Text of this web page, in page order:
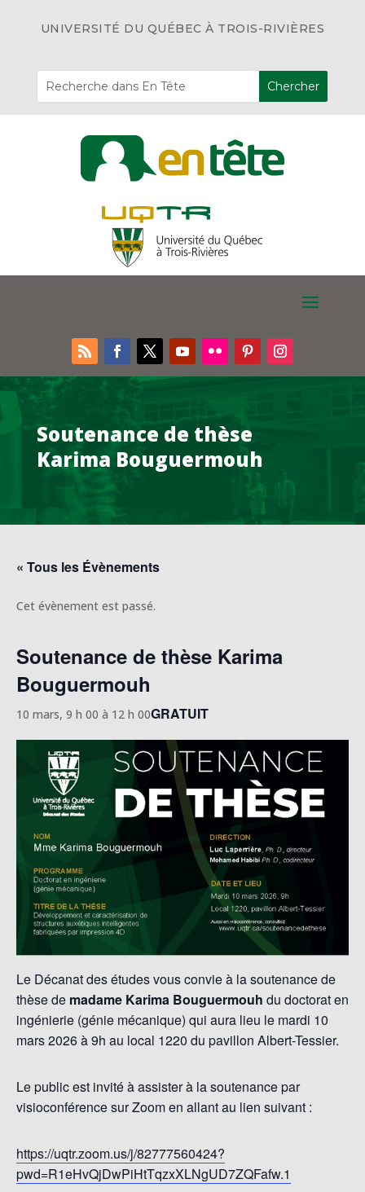
UNIVERSITÉ DU QUÉBEC À TROIS-RIVIÈRES
Soutenance de thèse
Karima Bouguermouh
« Tous les Évènements
Cet évènement est passé.
Soutenance de thèse Karima
Bouguermouh
10 mars, 9 h 00 à 12 h 00GRATUIT
Le Décanat des études vous convie à la soutenance de
thèse de madame Karima Bouguermouh du doctorat en
ingénierie (génie mécanique) qui aura lieu le mardi 10
mars 2026 à 9h au local 1220 du pavillon Albert-Tessier.
Le public est invité à assister à la soutenance par
visioconférence sur Zoom en allant au lien suivant :
https://uqtr.zoom.us/j/82777560424?
pwd=R1eHvQjDwPiHtTqzxXLNgUD7ZQFafw.1